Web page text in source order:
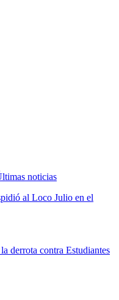
noticias
al Loco Julio en el
derrota contra Estudiantes